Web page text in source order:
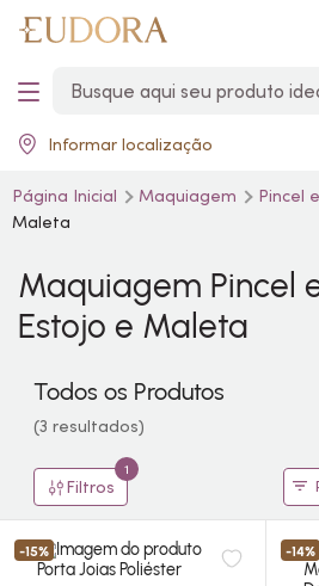
Informar localização
Página Inicial Maquiagem Pincel
Maleta
Maquiagem Pincel
Estojo e Maleta
Todos os Produtos
(3 resultados)
Filtros
1
-15% -14%